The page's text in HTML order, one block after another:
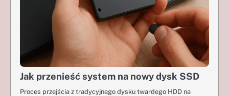
Jak przenieść system na nowy dysk SSD
Proces przejścia z tradycyjnego dysku twardego HDD na